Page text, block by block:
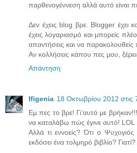
παρθενογέννεση αλλά αυτό είναι
Δεν έχεις blog βρε. Blogger έχει
έχεις λογαριασμό και μπορείς
απαντήσεις και να παρακολουθείς
Αν κολλήσεις κάπου πες μου,
Απάντηση
Ifigenia 18 Οκτωβρίου 2012 στις
Εμ πες το βρε! Γι'αυτό με
να καταλάβω πώς έγινε αυτό! LOL
Αλλά τι εννοείς? Ότι ο
εκδόσει ένα τολμηρό βιβλίο? Γιατί?